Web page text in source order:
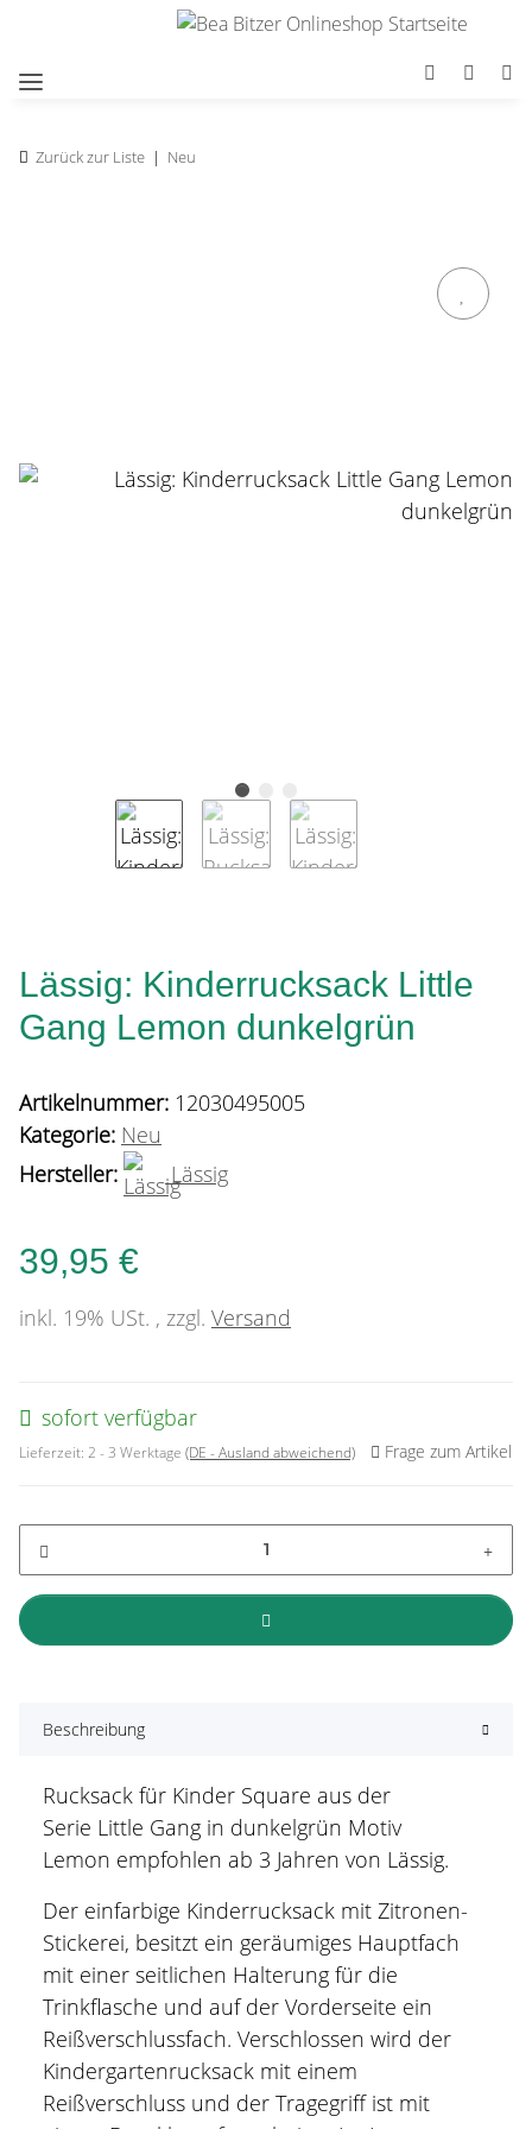
Zurück zur Liste Neu
Lässig: Kinderrucksack Little
Gang Lemon dunkelgrün
Artikelnummer: 12030495005
Kategorie: Neu
Hersteller:
Lässig
39,95 €
inkl. 19% USt. , zzgl. Versand
sofort verfügbar
Lieferzeit: 2 - 3 Werktage (DE - Ausland abweichend) Frage zum Artikel
Beschreibung
Rucksack für Kinder Square aus der
Serie Little Gang in dunkelgrün Motiv
Lemon empfohlen ab 3 Jahren von Lässig.
Der einfarbige Kinderrucksack mit Zitronen-
Stickerei, besitzt ein geräumiges Hauptfach
mit einer seitlichen Halterung für die
Trinkflasche und auf der Vorderseite ein
Reißverschlussfach. Verschlossen wird der
Kindergartenrucksack mit einem
Reißverschluss und der Tragegriff ist mit